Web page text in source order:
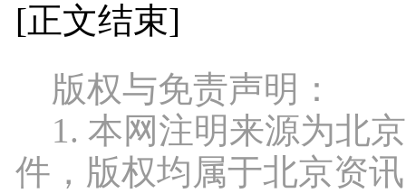
[正文结束]
版权与免责声明：
1. 本网注明来源为北
件，版权均属于北京资